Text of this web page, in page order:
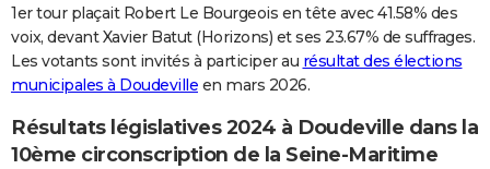
Dictionnaire
Biographies
Citations
Expressions
Proverbes
PROGRAMME TV
COPAINS D'AVANT
FORUM
1er tour plaçait Robert Le Bourgeois en tête avec 41.58% des
voix, devant Xavier Batut (Horizons) et ses 23.67% de suffrages.
Les votants sont invités à participer au résultat des élections
municipales à Doudeville en mars 2026.
Résultats législatives 2024 à Doudeville dans la
10ème circonscription de la Seine-Maritime